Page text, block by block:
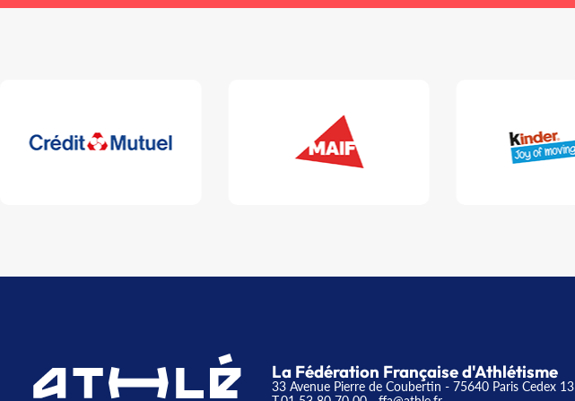
La Fédération Française d'Athlétisme
33 Avenue Pierre de Coubertin - 75640 Paris Cedex 13